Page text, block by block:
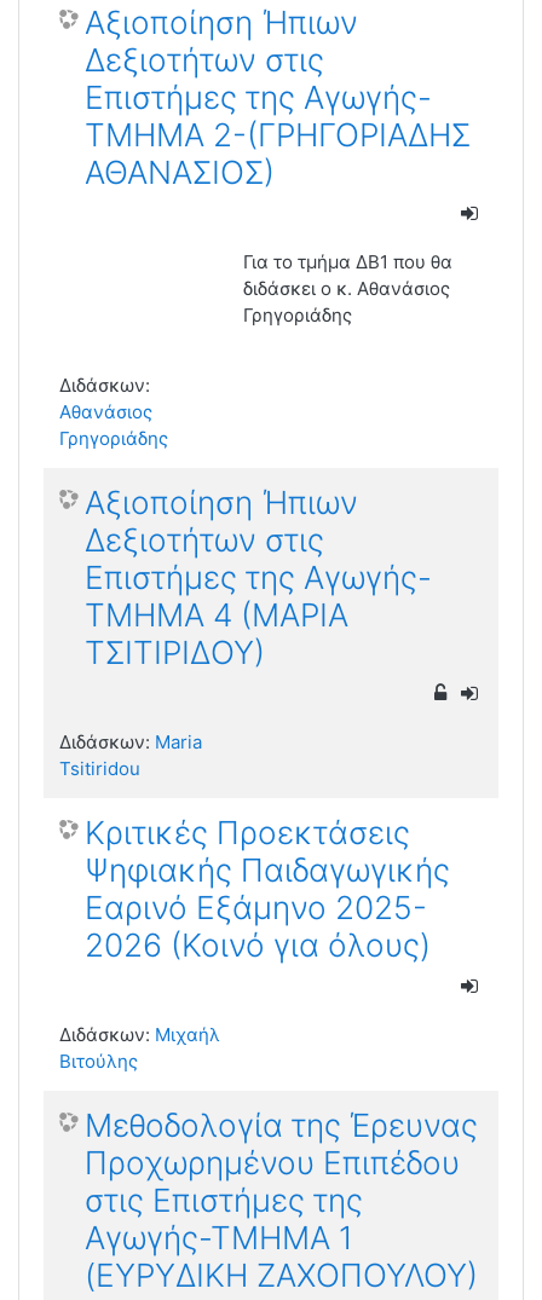
Αξιοποίηση Ήπιων
Δεξιοτήτων στις
Επιστήμες της Αγωγής-
ΤΜΗΜΑ 2-(ΓΡΗΓΟΡΙΑΔΗΣ
ΑΘΑΝΑΣΙΟΣ)
Για το τμήμα ΔΒ1 που θα
διδάσκει ο κ. Αθανάσιος
Γρηγοριάδης
Διδάσκων:
Αθανάσιος
Γρηγοριάδης
Αξιοποίηση Ήπιων
Δεξιοτήτων στις
Επιστήμες της Αγωγής-
ΤΜΗΜΑ 4 (ΜΑΡΙΑ
ΤΣΙΤΙΡΙΔΟΥ)
Διδάσκων: Maria
Tsitiridou
Κριτικές Προεκτάσεις
Ψηφιακής Παιδαγωγικής
Εαρινό Εξάμηνο 2025-
2026 (Κοινό για όλους)
Διδάσκων: Μιχαήλ
Βιτούλης
Μεθοδολογία της Έρευνας
Προχωρημένου Επιπέδου
στις Επιστήμες της
Αγωγής-ΤΜΗΜΑ 1
(ΕΥΡΥΔΙΚΗ ΖΑΧΟΠΟΥΛΟΥ)